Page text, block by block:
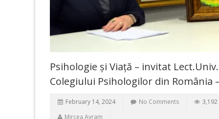
Psihologie și Viață – invitat
Colegiului Psihologilor din România
February 14, 2024 No Comments
3,192
Mircea Avram